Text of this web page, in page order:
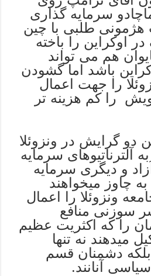
سرمایه گذاری
هژمونی طلبی با چین
اوکراین را باخته
هم می تواند
باشد اما گشودن
را جهت اعمال
را کم هزینه تر
دو گرایش در ونزوئلا
آلترناتیوهای سرمایه
و دیگری سرمایه
چاوز میخواهند
ونزوئلا را اعمال
سوزنی منافع
را که اکثریت عظیم
میدهند نه تنها
بلکه دشمنان قسم
آنانند.